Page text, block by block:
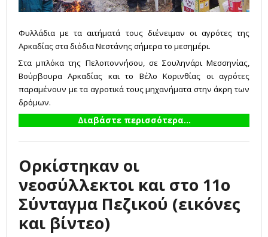
Φυλλάδια με τα αιτήματά τους διένειμαν οι αγρότες της
Αρκαδίας στα διόδια Νεστάνης σήμερα το μεσημέρι.
Στα μπλόκα της Πελοποννήσου, σε Σουληνάρι Μεσσηνίας,
Βούρβουρα Αρκαδίας και το Βέλο Κορινθίας οι αγρότες
παραμένουν με τα αγροτικά τους μηχανήματα στην άκρη των
δρόμων.
Διαβάστε περισσότερα...
Ορκίστηκαν οι
νεοσύλλεκτοι και στο 11ο
Σύνταγμα Πεζικού (εικόνες
και βίντεο)